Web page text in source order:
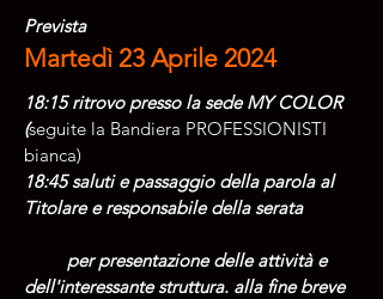
Prevista
Martedì 23 Aprile 2024
18:15 ritrovo presso la sede MY COLOR
(seguite la Bandiera PROFESSIONISTI
bianca)
18:45 saluti e passaggio della parola al
Titolare e responsabile della serata
per presentazione delle attività e
dell'interessante struttura. alla fine breve